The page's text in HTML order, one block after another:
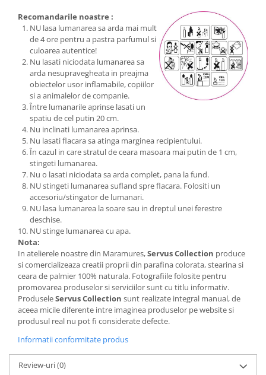
Recomandarile noastre :
NU lasa lumanarea sa arda mai mult
de 4 ore pentru a pastra parfumul si
culoarea autentice!
Nu lasati niciodata lumanarea sa
arda nesupravegheata in preajma
obiectelor usor inflamabile, copiilor
si a animalelor de companie.
Între lumanarile aprinse lasati un
spatiu de cel putin 20 cm.
Nu inclinati lumanarea aprinsa.
Nu lasati flacara sa atinga marginea recipientului.
În cazul in care stratul de ceara masoara mai putin de 1 cm,
stingeti lumanarea.
Nu o lasati niciodata sa arda complet, pana la fund.
NU stingeti lumanarea sufland spre flacara. Folositi un
accesoriu/stingator de lumanari.
NU lasa lumanarea la soare sau in dreptul unei ferestre
deschise.
NU stinge lumanarea cu apa.
Nota:
In atelierele noastre din Maramures,Servus Collection produce
si comercializeaza creatii proprii din parafina colorata, stearina si
ceara de palmier 100% naturala. Fotografiile folosite pentru
promovarea produselor si serviciilor sunt cu titlu informativ.
ProduseleServus Collection sunt realizate integral manual, de
aceea micile diferente intre imaginea produselor pe website si
produsul real nu pot fi considerate defecte.
Informatii conformitate produs
Review-uri(0)